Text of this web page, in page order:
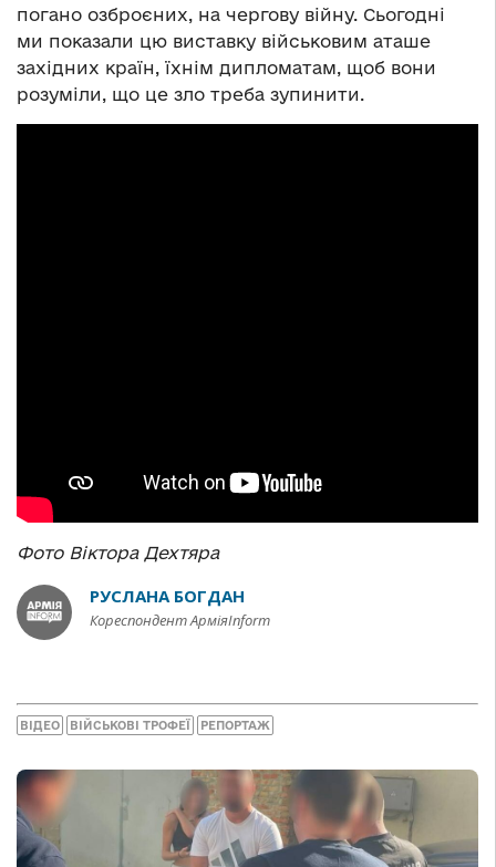
погано озброєних, на чергову війну. Сьогодні
ми показали цю виставку військовим аташе
західних країн, їхнім дипломатам, щоб вони
розуміли, що це зло треба зупинити.
Фото Віктора Дехтяра
РУСЛАНА БОГДАН
Кореспондент АрміяInform
ВІДЕО ВІЙСЬКОВІ ТРОФЕЇ РЕПОРТАЖ